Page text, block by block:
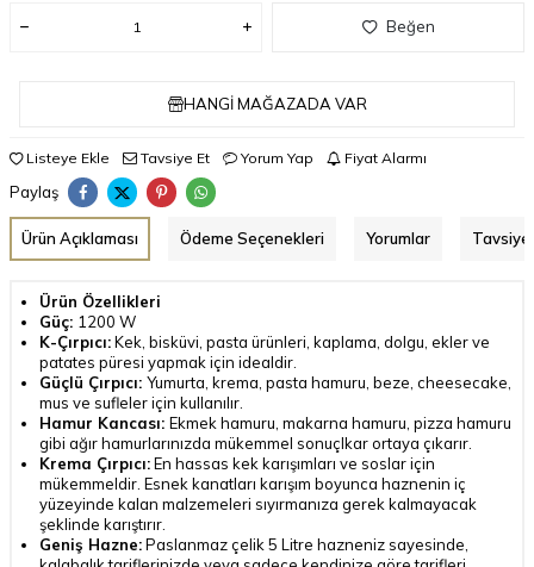
Beğen
HANGI MAĞAZADA VAR
Listeye Ekle Tavsiye Et Yorum Yap Fiyat Alarmı
Paylaş
Ürün Açıklaması Ödeme Seçenekleri Yorumlar Tavsiye
Ürün Özellikleri
Güç: 1200 W
K-Çırpıcı:Kek, bisküvi, pasta ürünleri, kaplama, dolgu, ekler ve
patates püresi yapmak için idealdir.
Güçlü Çırpıcı: Yumurta, krema, pasta hamuru, beze, cheesecake,
mus ve sufleler için kullanılır.
Hamur Kancası: Ekmek hamuru, makarna hamuru, pizza hamuru
gibi ağır hamurlarınızda mükemmel sonuçlkar ortaya çıkarır.
Krema Çırpıcı:En hassas kek karışımları ve soslar için
mükemmeldir. Esnek kanatları karışım boyunca haznenin iç
yüzeyinde kalan malzemeleri sıyırmanıza gerek kalmayacak
şeklinde karıştırır.
Geniş Hazne:Paslanmaz çelik 5 Litre hazneniz sayesinde,